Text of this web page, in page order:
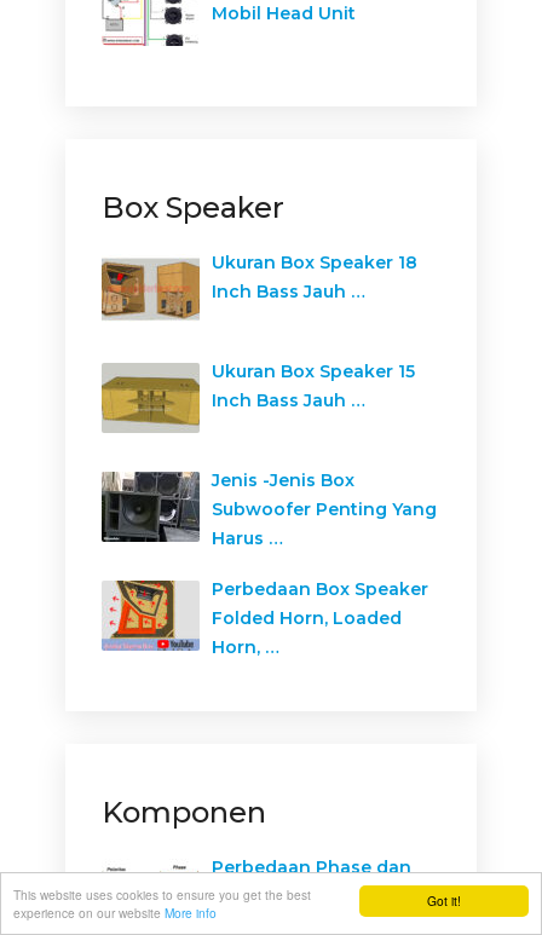
Got it!
This website uses cookies to ensure you get the best
experience on our website More info
Mobil Head Unit
Box Speaker
Ukuran Box Speaker 18
Inch Bass Jauh …
Ukuran Box Speaker 15
Inch Bass Jauh …
Jenis -Jenis Box
Subwoofer Penting Yang
Harus …
Perbedaan Box Speaker
Folded Horn, Loaded
Horn, …
Komponen
Perbedaan Phase dan
Polaritas Dalam
Kelistrikan & …